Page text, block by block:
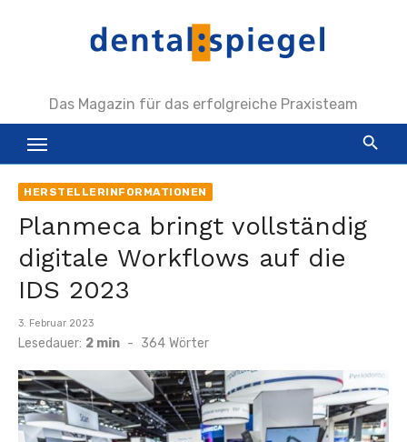
Das Magazin für das erfolgreiche Praxisteam
HERSTELLERINFORMATIONEN
Planmeca bringt vollständig
digitale Workflows auf die
IDS 2023
Veröffentlicht
am
3. Februar 2023
Lesedauer: 2 min - 364 Wörter